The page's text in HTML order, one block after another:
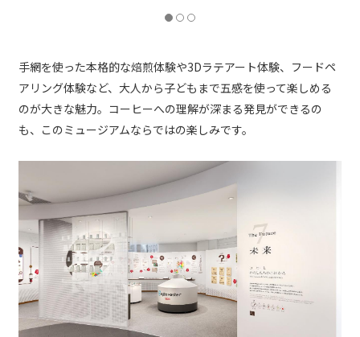
手網を使った本格的な焙煎体験や3Dラテアート体験、フードペ
アリング体験など、大人から子どもまで五感を使って楽しめる
のが大きな魅力。コーヒーへの理解が深まる発見ができるの
も、このミュージアムならではの楽しみです。